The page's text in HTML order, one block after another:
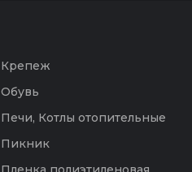
Крепеж
Обувь
Печи, Котлы отопительные
Пикник